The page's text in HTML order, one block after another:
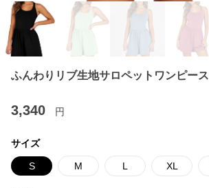
ふんわりリブ生地サロペットワンピース
3,340 円
サイズ
S M L XL